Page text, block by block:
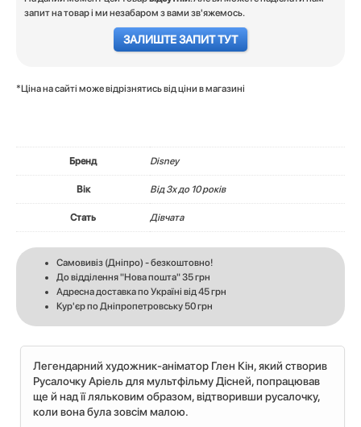
запит на товар і ми незабаром з вами зв'яжемось.
ЗАЛИШТЕ ЗАПИТ ТУТ
*Ціна на сайті може відрізнятись від ціни в магазині
Бренд Disney
Вік Вiд 3х до 10 років
Стать Дівчата
Самовивіз (Дніпро) - безкоштовно!
До відділення "Нова пошта" 35 грн
Адресна доставка по Україні від 45 грн
Кур'єр по Дніпропетровську 50 грн
Легендарний художник-аніматор Глен Кін, який створив
Русалочку Аріель для мультфільму Дісней, попрацював
ще й над її ляльковим образом, відтворивши русалочку,
коли вона була зовсім малою.